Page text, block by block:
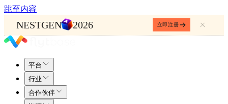
跳至内容
NESTGEN 2026 立即注册
平台
行业
合作伙伴